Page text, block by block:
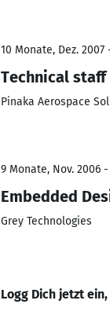
10 Monate, Dez. 2007
Technical staff
Pinaka Aerospace
9 Monate, Nov. 2006
Embedded
Grey Technologies
Logg Dich jetzt